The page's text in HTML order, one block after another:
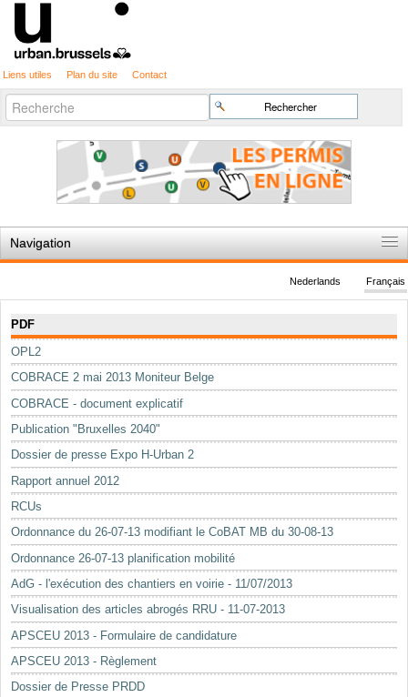
Liens utiles Plan du site Contact
Chercher par
Recherche
avancée…
Navigation
Règles du jeu
Permis d'urbanisme
Cartographie
Etudes et publications
Mots-clés
Renseignements urbanistiques
Français
Nederlands
PDF
OPL2
COBRACE 2 mai 2013 Moniteur Belge
COBRACE - document explicatif
Publication "Bruxelles 2040"
Dossier de presse Expo H-Urban 2
Rapport annuel 2012
RCUs
Ordonnance du 26-07-13 modifiant le CoBAT MB du 30-08-13
Ordonnance 26-07-13 planification mobilité
AdG - l'exécution des chantiers en voirie - 11/07/2013
Visualisation des articles abrogés RRU - 11-07-2013
APSCEU 2013 - Formulaire de candidature
APSCEU 2013 - Règlement
Dossier de Presse PRDD